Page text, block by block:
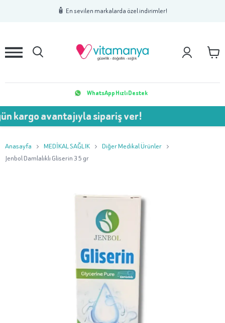
🧴 En sevilen markalarda özel indirimler!
2 3
WhatsApp Hızlı Destek
avantajıyla sipariş ver!
Anasayfa MEDİKAL SAĞLIK
Diğer Medikal Ürünler
Jenbol Damlalıklı Gliserin 35 gr